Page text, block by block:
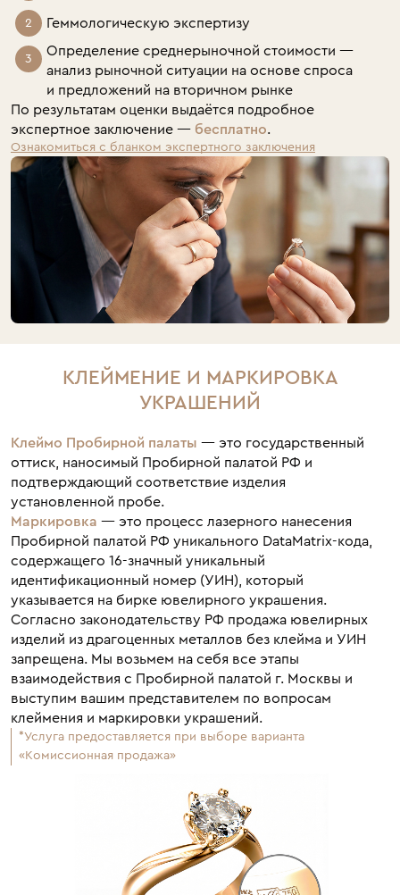
Геммологическую экспертизу
Определение среднерыночной стоимости —
анализ рыночной ситуации на основе спроса
и предложений на вторичном рынке
По результатам оценки выдаётся подробное
экспертное заключение — бесплатно.
Ознакомиться с бланком экспертного заключения
КЛЕЙМЕНИЕ И МАРКИРОВКА
УКРАШЕНИЙ
Клеймо Пробирной палаты — это государственный
оттиск, наносимый Пробирной палатой РФ и
подтверждающий соответствие изделия
установленной пробе.
Маркировка — это процесс лазерного нанесения
Пробирной палатой РФ уникального DataMatrix-кода,
содержащего 16-значный уникальный
идентификационный номер (УИН), который
указывается на бирке ювелирного украшения.
Согласно законодательству РФ продажа ювелирных
изделий из драгоценных металлов без клейма и УИН
запрещена. Мы возьмем на себя все этапы
взаимодействия с Пробирной палатой г. Москвы и
выступим вашим представителем по вопросам
клеймения и маркировки украшений.
*Услуга предоставляется при выборе варианта
«Комиссионная продажа»